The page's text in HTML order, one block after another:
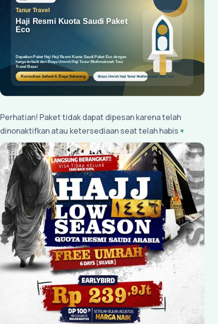
Perhatian! Paket tidak dapat dipesan karena telah
dinonaktifkan atau ketersediaan seat telah habis ×